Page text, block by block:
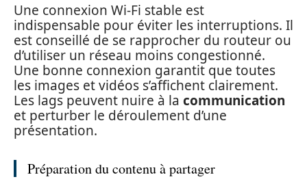
Une connexion Wi-Fi stable est
indispensable pour éviter les interruptions. Il
est conseillé de se rapprocher du routeur ou
d’utiliser un réseau moins congestionné.
Une bonne connexion garantit que toutes
les images et vidéos s’affichent clairement.
Les lags peuvent nuire à la communication
et perturber le déroulement d’une
présentation.
Préparation du contenu à partager